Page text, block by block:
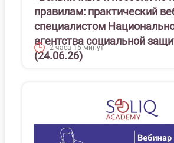
правилам: практический
специалистом
агентства социальной
(24.06.26)
2 часа 15 минут